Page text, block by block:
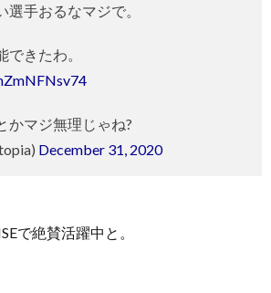
選手おるなマジで。
できたわ。
かマジ無理じゃね?
December 31, 2020
で絶賛活躍中と。